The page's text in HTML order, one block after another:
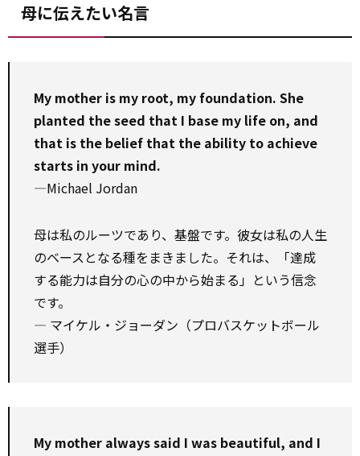
母に伝えたい名言
My mother is my root, my foundation. She
planted the seed that I base my life on, and
that is the belief that the ability to achieve
starts in your mind.
—Michael Jordan
母は私のルーツであり、基盤です。彼女は私の人生
のベースとなる種をまきました。それは、「達成
する能力は自分の心の中から始まる」という信念
です。
― マイケル・ジョーダン（プロバスケットボール
選手）
My mother always said I was beautiful, and I